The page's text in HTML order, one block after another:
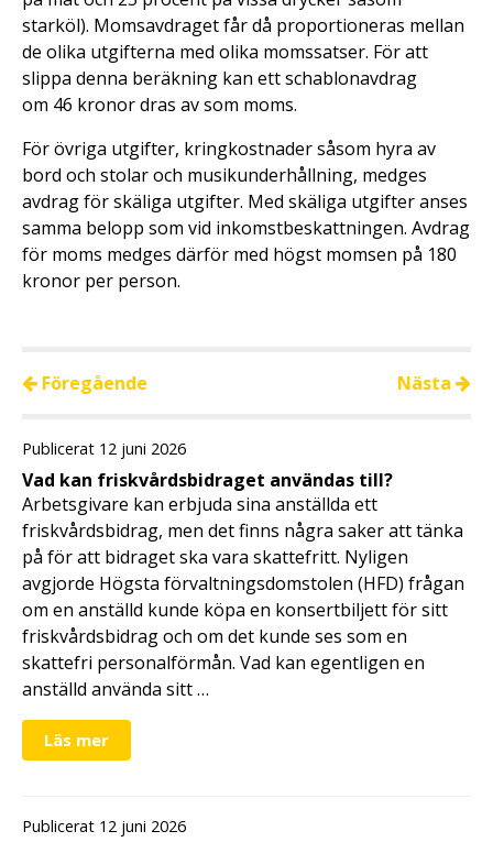
starköl). Momsavdraget får då proportioneras mellan
de olika utgifterna med olika momssatser. För att
slippa denna beräkning kan ett schablonavdrag
om 46 kronor dras av som moms.
För övriga utgifter, kringkostnader såsom hyra av
bord och stolar och musikunderhållning, medges
avdrag för skäliga utgifter. Med skäliga utgifter anses
samma belopp som vid inkomstbeskattningen. Avdrag
för moms medges därför med högst momsen på 180
kronor per person.
Föregående Nästa
Publicerat 12 juni 2026
Vad kan friskvårdsbidraget användas till?
Arbetsgivare kan erbjuda sina anställda ett
friskvårdsbidrag, men det finns några saker att tänka
på för att bidraget ska vara skattefritt. Nyligen
avgjorde Högsta förvaltningsdomstolen (HFD) frågan
om en anställd kunde köpa en konsertbiljett för sitt
friskvårdsbidrag och om det kunde ses som en
skattefri personalförmån. Vad kan egentligen en
anställd använda sitt …
Läs mer
Publicerat 12 juni 2026